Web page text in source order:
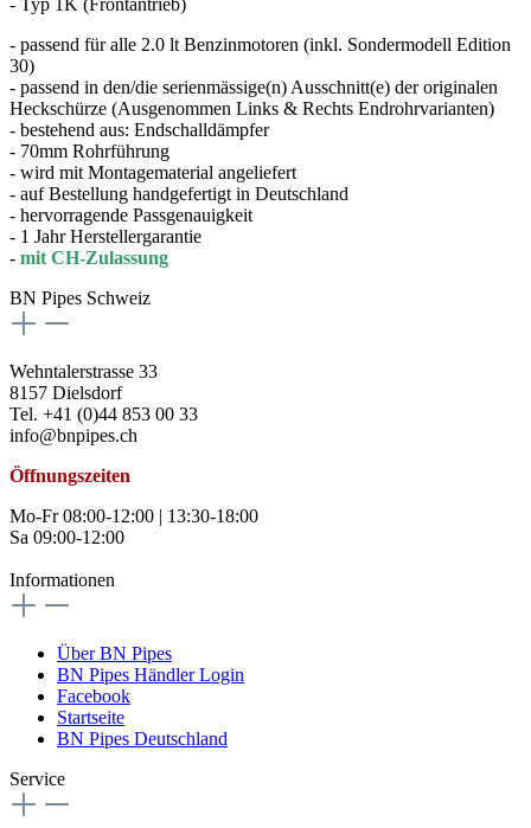
- passend für alle 2.0 lt Benzinmotoren (inkl. Sondermodell Edition
30)
- passend in den/die serienmässige(n) Ausschnitt(e) der originalen
Heckschürze (Ausgenommen Links & Rechts Endrohrvarianten)
- bestehend aus: Endschalldämpfer
- 70mm Rohrführung
- wird mit Montagematerial angeliefert
- auf Bestellung handgefertigt in Deutschland
- hervorragende Passgenauigkeit
- 1 Jahr Herstellergarantie
- mit CH-Zulassung
BN Pipes Schweiz
Wehntalerstrasse 33
8157 Dielsdorf
Tel. +41 (0)44 853 00 33
info@bnpipes.ch
Öffnungszeiten
Mo-Fr 08:00-12:00 | 13:30-18:00
Sa 09:00-12:00
Informationen
Über BN Pipes
BN Pipes Händler Login
Facebook
Startseite
BN Pipes Deutschland
Service